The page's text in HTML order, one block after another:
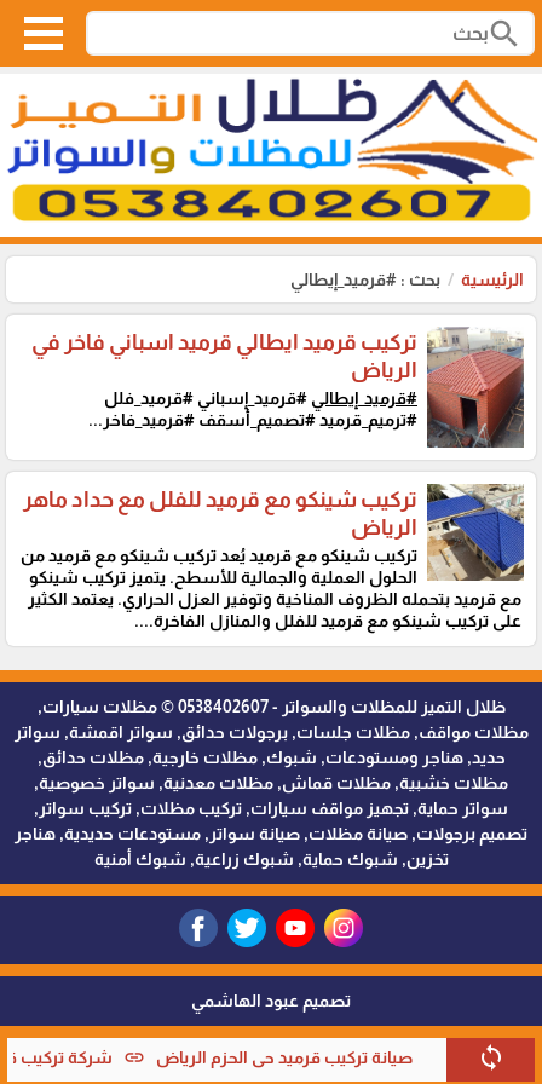
search
الرئيسية بحث : #قرميد_إيطالي
sync صيانة تركيب قرميد حي الحزم الرياض link شركة تركيب
تركيب قرميد ايطالي قرميد اسباني فاخر في
الرياض
#قرميد_إيطالي #قرميد_إسباني #قرميد_فلل
#ترميم_قرميد #تصميم_أسقف #قرميد_فاخر...
تركيب شينكو مع قرميد للفلل مع حداد ماهر
الرياض
تركيب شينكو مع قرميد يُعد تركيب شينكو مع قرميد من
الحلول العملية والجمالية للأسطح. يتميز تركيب شينكو
مع قرميد بتحمله الظروف المناخية وتوفير العزل الحراري. يعتمد الكثير
على تركيب شينكو مع قرميد للفلل والمنازل الفاخرة....
ظلال التميز للمظلات والسواتر - 0538402607 © مظلات سيارات,
مظلات مواقف, مظلات جلسات, برجولات حدائق, سواتر اقمشة, سواتر
حديد, هناجر ومستودعات, شبوك, مظلات خارجية, مظلات حدائق,
مظلات خشبية, مظلات قماش, مظلات معدنية, سواتر خصوصية,
سواتر حماية, تجهيز مواقف سيارات, تركيب مظلات, تركيب سواتر,
تصميم برجولات, صيانة مظلات, صيانة سواتر, مستودعات حديدية, هناجر
تخزين, شبوك حماية, شبوك زراعية, شبوك أمنية
تصميم عبود الهاشمي